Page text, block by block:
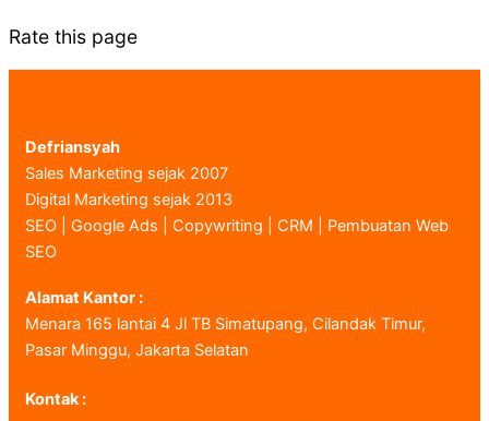
Rate this page
Defriansyah
Sales Marketing sejak 2007
Digital Marketing sejak 2013
SEO | Google Ads | Copywriting | CRM | Pembuatan Web
SEO
Alamat Kantor :
Menara 165 lantai 4 Jl TB Simatupang, Cilandak Timur,
Pasar Minggu, Jakarta Selatan
Kontak :